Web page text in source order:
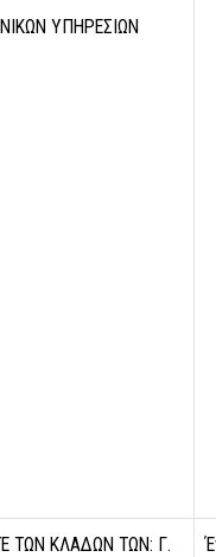
ΥΠΗΡΕΣΙΩΝ
ΤΩΝ ΚΛΑΔΩΝ ΤΩΝ: Γ.